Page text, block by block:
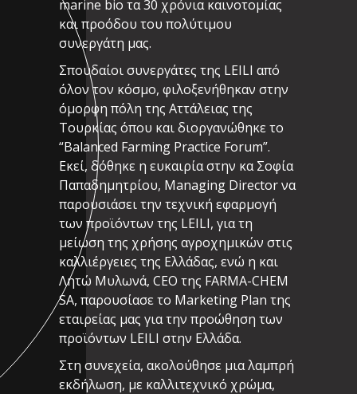
marine bio τα 30 χρόνια καινοτομίας
και προόδου του πολύτιμου
συνεργάτη μας.
Σπουδαίοι συνεργάτες της LEILI από
όλον τον κόσμο, φιλοξενήθηκαν στην
όμορφη πόλη της Αττάλειας της
Τουρκίας όπου και διοργανώθηκε το
“Balanced Farming Practice Forum”.
Εκεί, δόθηκε η ευκαιρία στην κα Σοφία
Παπαδημητρίου, Managing Director να
παρουσιάσει την τεχνική εφαρμογή
των προϊόντων της LEILI, για τη
μείωση της χρήσης αγροχημικών στις
καλλιέργειες της Ελλάδας, ενώ η και
Λητώ Μυλωνά, CEO της FARMA-CHEM
SA, παρουσίασε το Marketing Plan της
εταιρείας μας για την προώθηση των
προϊόντων LEILI στην Ελλάδα.
Στη συνεχεία, ακολούθησε μια λαμπρή
εκδήλωση, με καλλιτεχνικό χρώμα,